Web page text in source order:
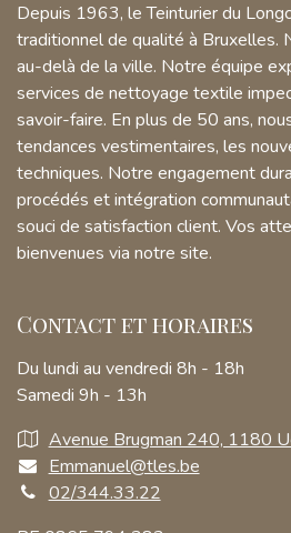
Depuis 1963, le Teinturier du
traditionnel de qualité à Bruxelles.
au-delà de la ville. Notre équipe
services de nettoyage textile
savoir-faire. En plus de 50 ans,
tendances vestimentaires, les
techniques. Notre engagement
procédés et intégration
souci de satisfaction client. Vos
bienvenues via notre site.
Contact et horaires
Du lundi au vendredi 8h - 18h
Samedi 9h - 13h
Avenue Brugman 240, 1180
Emmanuel@tles.be
02/344.33.22